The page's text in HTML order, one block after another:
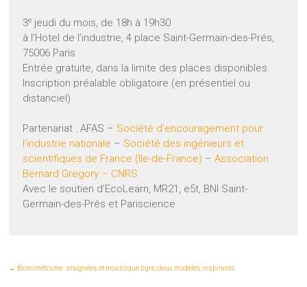
3e jeudi du mois, de 18h à 19h30
à l’Hotel de l’industrie, 4 place Saint-Germain-des-Prés,
75006 Paris
Entrée gratuite, dans la limite des places disponibles.
Inscription préalable obligatoire (en présentiel ou
distanciel)
Partenariat : AFAS – Société d’encouragement pour
l’industrie nationale – Société des ingénieurs et
scientifiques de France (Ile-de-France) –Association
Bernard Gregory – CNRS
Avec le soutien d’EcoLearn, MR21, e5t, BNI Saint-
Germain-des-Prés et Pariscience
← Biomimétisme : araignées et moustique tigre, deux modèles inspirants